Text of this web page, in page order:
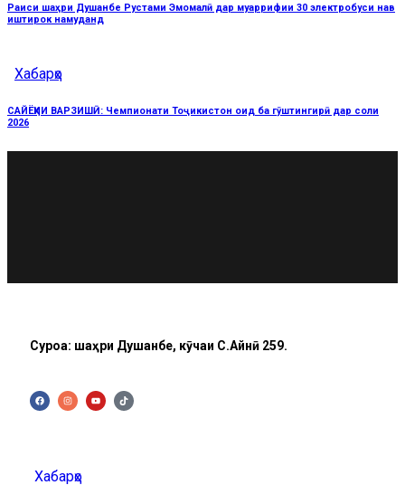
Раиси шаҳри Душанбе Рустами Эмомалӣ дар муаррифии 30 электробуси нав
иштирок намуданд
Хабарҳо
САЙЁҲИИ ВАРЗИШӢ: Чемпионати Тоҷикистон оид ба гӯштингирӣ дар соли
2026
Суроға: шаҳри Душанбе, кӯчаи C.Айнӣ 259.
Хабарҳо